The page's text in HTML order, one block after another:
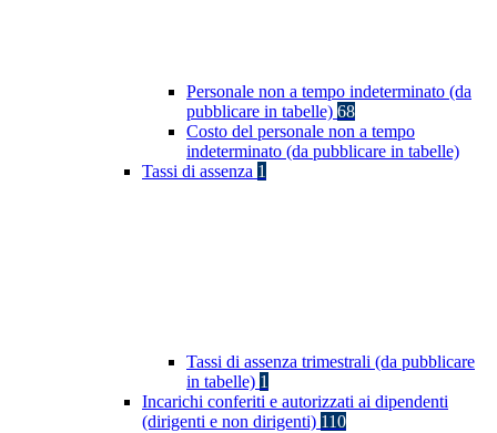
Personale non a tempo indeterminato (da
pubblicare in tabelle) 68
Costo del personale non a tempo
indeterminato (da pubblicare in tabelle)
Tassi di assenza 1
Tassi di assenza trimestrali (da pubblicare
in tabelle) 1
Incarichi conferiti e autorizzati ai dipendenti
(dirigenti e non dirigenti) 110